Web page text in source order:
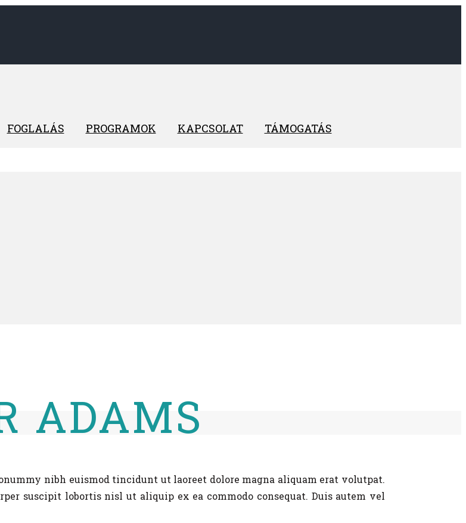
FOGLALÁS PROGRAMOK KAPCSOLAT TÁMOGATÁS
ADAMS
nibh euismod tincidunt ut laoreet dolore magna aliquam erat volutpat.
suscipit lobortis nisl ut aliquip ex ea commodo consequat. Duis autem vel